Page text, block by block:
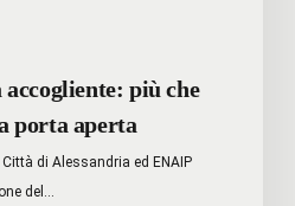
più che
porta aperta
Città di Alessandria ed ENAIP
del…